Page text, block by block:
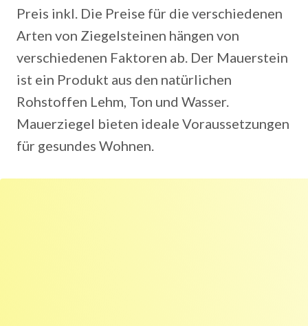
Preis inkl. Die Preise für die verschiedenen
Arten von Ziegelsteinen hängen von
verschiedenen Faktoren ab. Der Mauerstein
ist ein Produkt aus den natürlichen
Rohstoffen Lehm, Ton und Wasser.
Mauerziegel bieten ideale Voraussetzungen
für gesundes Wohnen.